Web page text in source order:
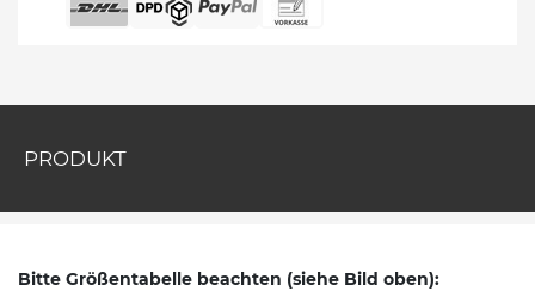
PRODUKT
Bitte Größentabelle beachten (siehe Bild oben):